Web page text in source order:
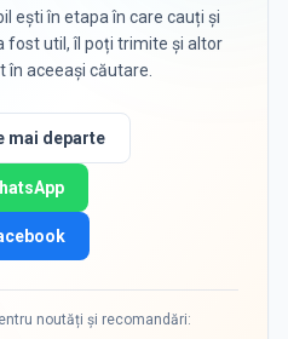
ești în etapa în care cauți și
fost util, îl poți trimite și altor
în aceeași căutare.
mai departe
noutăți și recomandări: